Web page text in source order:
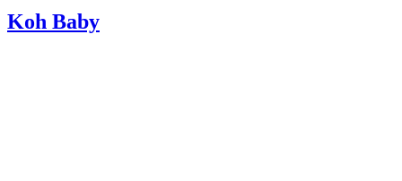
Koh Baby